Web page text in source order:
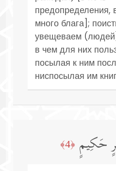
предопределения,
много блага];
увещеваем
в чем для них
посылая к ним
ниспосылая им
حَكِیمٍ ﴿4﴾